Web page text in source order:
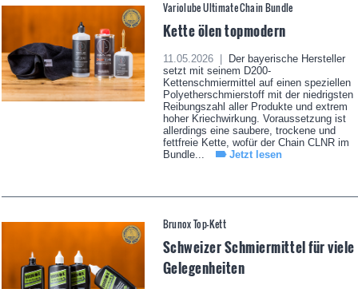
Variolube Ultimate Chain Bundle
Kette ölen topmodern
11.05.2026 |
Der bayerische Hersteller
setzt mit seinem D200-
Kettenschmiermittel auf einen speziellen
Polyetherschmierstoff mit der niedrigsten
Reibungszahl aller Produkte und extrem
hoher Kriechwirkung. Voraussetzung ist
allerdings eine saubere, trockene und
fettfreie Kette, wofür der Chain CLNR im
Bundle...
Jetzt lesen
Brunox Top-Kett
Schweizer Schmiermittel für viele
Gelegenheiten